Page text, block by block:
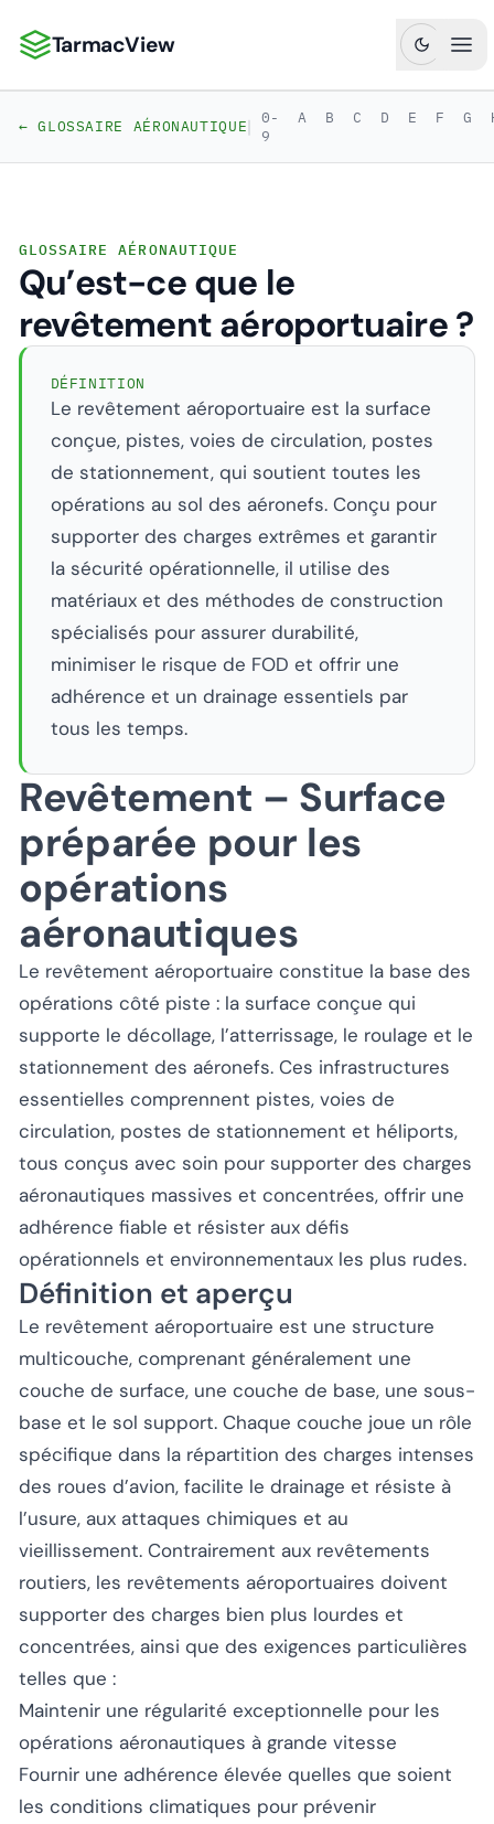
TarmacView : Analyses aéronautiques de précision
TarmacView
← GLOSSAIRE AÉRONAUTIQUE| 0-
9
A B C D E F G
GLOSSAIRE AÉRONAUTIQUE
Qu’est-ce que le
revêtement aéroportuaire ?
DÉFINITION
Le revêtement aéroportuaire est la surface
conçue, pistes, voies de circulation, postes
de stationnement, qui soutient toutes les
opérations au sol des aéronefs. Conçu pour
supporter des charges extrêmes et garantir
la sécurité opérationnelle, il utilise des
matériaux et des méthodes de construction
spécialisés pour assurer durabilité,
minimiser le risque de FOD et offrir une
adhérence et un drainage essentiels par
tous les temps.
Revêtement – Surface
préparée pour les
opérations
aéronautiques
Le revêtement aéroportuaire constitue la base des
opérations côté piste : la surface conçue qui
supporte le décollage, l’atterrissage, le roulage et le
stationnement des aéronefs. Ces infrastructures
essentielles comprennent pistes, voies de
circulation, postes de stationnement et héliports,
tous conçus avec soin pour supporter des charges
aéronautiques massives et concentrées, offrir une
adhérence fiable et résister aux défis
opérationnels et environnementaux les plus rudes.
Définition et aperçu
Le revêtement aéroportuaire est une structure
multicouche, comprenant généralement une
couche de surface, une couche de base, une sous-
base et le sol support. Chaque couche joue un rôle
spécifique dans la répartition des charges intenses
des roues d’avion, facilite le drainage et résiste à
l’usure, aux attaques chimiques et au
vieillissement. Contrairement aux revêtements
routiers, les revêtements aéroportuaires doivent
supporter des charges bien plus lourdes et
concentrées, ainsi que des exigences particulières
telles que :
Maintenir une régularité exceptionnelle pour les
opérations aéronautiques à grande vitesse
Fournir une adhérence élevée quelles que soient
les conditions climatiques pour prévenir